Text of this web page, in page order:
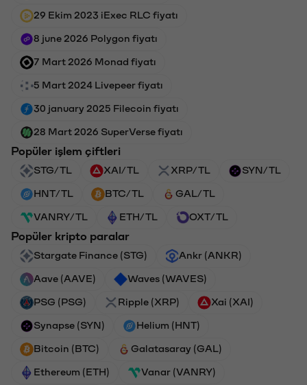
29 Ekim 2023 iExec RLC fiyatı
8 june 2026 Polygon fiyatı
7 Mart 2026 Monad fiyatı
5 Mart 2024 Livepeer fiyatı
30 january 2025 Filecoin fiyatı
28 Mart 2026 SuperVerse fiyatı
Popüler işlem çiftleri
STG/TL XAI/TL XRP/TL SYN/TL
HNT/TL BTC/TL GAL/TL
VANRY/TL ETH/TL OXT/TL
Popüler kripto paralar
Stargate Finance (STG) Ankr (ANKR)
Aave (AAVE) Waves (WAVES)
PSG (PSG) Ripple (XRP) Xai (XAI)
Synapse (SYN) Helium (HNT)
Bitcoin (BTC) Galatasaray (GAL)
Ethereum (ETH) Vanar (VANRY)